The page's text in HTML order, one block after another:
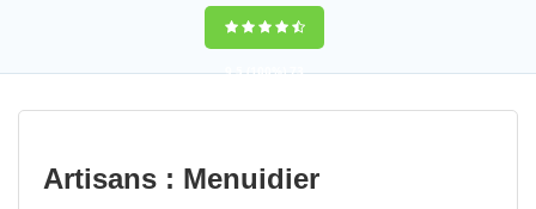
9,5(100%)73
votes
Artisans : Menuidier